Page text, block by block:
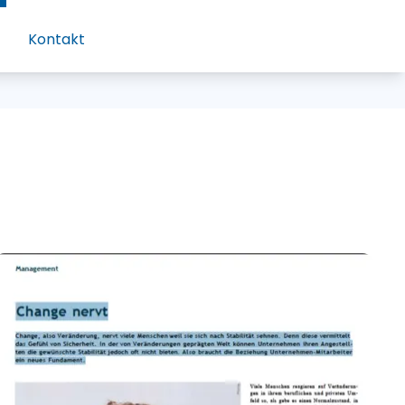
Kontakt